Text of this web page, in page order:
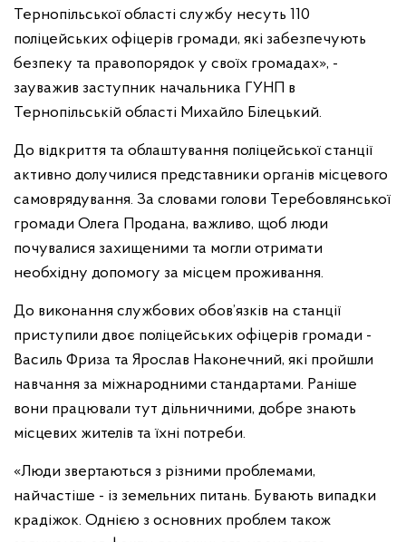
Тернопільської області службу несуть 110
поліцейських офіцерів громади, які забезпечують
безпеку та правопорядок у своїх громадах», -
зауважив заступник начальника ГУНП в
Тернопільській області Михайло Білецький.
До відкриття та облаштування поліцейської станції
активно долучилися представники органів місцевого
самоврядування. За словами голови Теребовлянської
громади Олега Продана, важливо, щоб люди
почувалися захищеними та могли отримати
необхідну допомогу за місцем проживання.
До виконання службових обов’язків на станції
приступили двоє поліцейських офіцерів громади -
Василь Фриза та Ярослав Наконечний, які пройшли
навчання за міжнародними стандартами. Раніше
вони працювали тут дільничними, добре знають
місцевих жителів та їхні потреби.
«Люди звертаються з різними проблемами,
найчастіше - із земельних питань. Бувають випадки
крадіжок. Однією з основних проблем також